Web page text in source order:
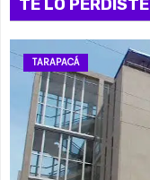
Viernes
15 de agosto
Sábado
16 de agosto
Domingo
TE LO PERDISTE
TARAPACÁ